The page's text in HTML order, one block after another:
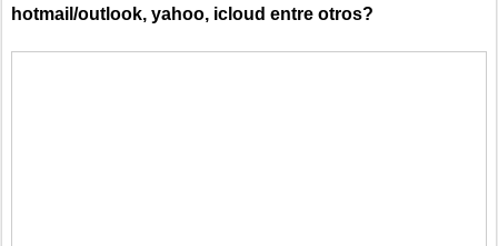
hotmail/outlook, yahoo, icloud entre otros?